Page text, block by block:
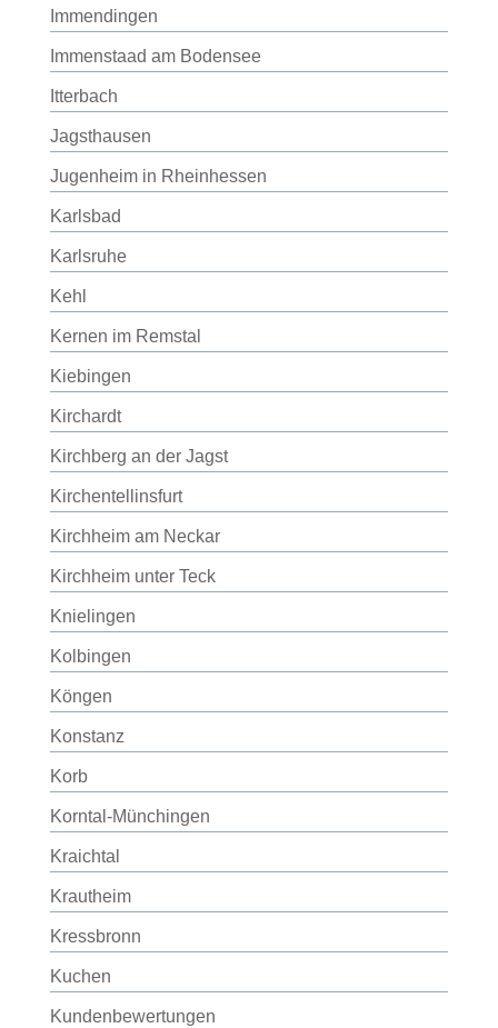
Immendingen
Immenstaad am Bodensee
Itterbach
Jagsthausen
Jugenheim in Rheinhessen
Karlsbad
Karlsruhe
Kehl
Kernen im Remstal
Kiebingen
Kirchardt
Kirchberg an der Jagst
Kirchentellinsfurt
Kirchheim am Neckar
Kirchheim unter Teck
Knielingen
Kolbingen
Köngen
Konstanz
Korb
Korntal-Münchingen
Kraichtal
Krautheim
Kressbronn
Kuchen
Kundenbewertungen